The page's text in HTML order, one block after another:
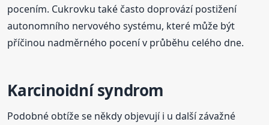
pocením. Cukrovku také často doprovází postižení
autonomního nervového systému, které může být
příčinou nadměrného pocení v průběhu celého dne.
Karcinoidní syndrom
Podobné obtíže se někdy objevují i u další závažné